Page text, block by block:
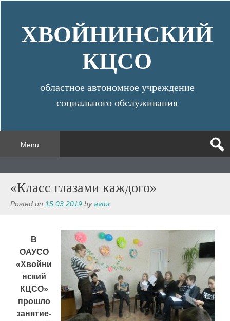
contentХВОЙНИНСКИЙ
КЦСО
областное автономное учреждение
социального обслуживания
Menu
«Класс глазами каждого»
Posted on 15.03.2019 byavtor
В
ОАУСО
«Хвойни
нский
КЦСО»
прошло
занятие-